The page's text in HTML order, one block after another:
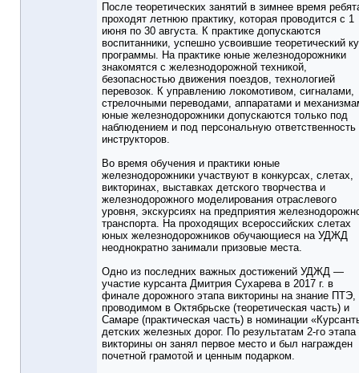
После теоретических занятий в зимнее время
проходят летнюю практику, которая проводится с 1
июня по 30 августа. К практике допускаются
воспитанники, успешно усвоившие теоретический
программы. На практике юные железнодорожники
знакомятся с железнодорожной техникой,
безопасностью движения поездов, технологией
перевозок. К управлению локомотивом, сигналами,
стрелочными переводами, аппаратами и
юные железнодорожники допускаются только под
наблюдением и под персональную ответственность
инструкторов.
Во время обучения и практики юные
железнодорожники участвуют в конкурсах, слетах,
викторинах, выставках детского творчества и
железнодорожного моделирования отраслевого
уровня, экскурсиях на предприятия
транспорта. На проходящих всероссийских слетах
юных железнодорожников обучающиеся на УДЖД
неоднократно занимали призовые места.
Одно из последних важных достижений УДЖД —
участие курсанта Дмитрия Сухарева в 2017 г. в
финале дорожного этапа викторины на знание ПТЭ,
проводимом в Октябрьске (теоретическая часть) и
Самаре (практическая часть) в номинации
детских железных дорог. По результатам 2-го этапа
викторины он занял первое место и был награжден
почетной грамотой и ценным подарком.